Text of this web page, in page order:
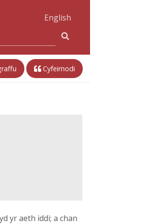
English
Cyfeirnodi
yr aeth iddi; a chan